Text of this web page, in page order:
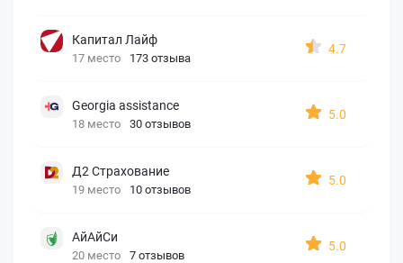
Капитал Лайф
17 место 173 отзыва
4.7
Georgia assistance
18 место 30 отзывов
5.0
Д2 Страхование
19 место 10 отзывов
5.0
АйАйСи
20 место 7 отзывов
5.0